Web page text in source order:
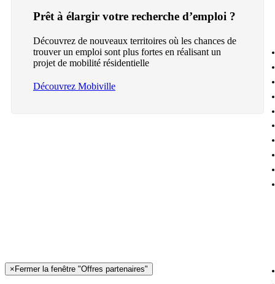
Prêt à élargir votre recherche d’emploi ?
Découvrez de nouveaux territoires où les chances de
trouver un emploi sont plus fortes en réalisant un
projet de mobilité résidentielle
Découvrez Mobiville
× Fermer la fenêtre "Offres partenaires"